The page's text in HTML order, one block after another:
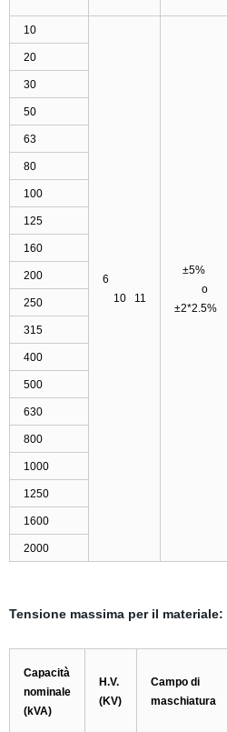
10
6
10 11
±5%
o
±2*2.5%
20
30
50
63
80
100
125
160
200
250
315
400
500
630
800
1000
1250
1600
2000
Tensione massima per il materiale:
Capacità
nominale
(kVA)
H.V.
(KV)
Campo di
maschiatura